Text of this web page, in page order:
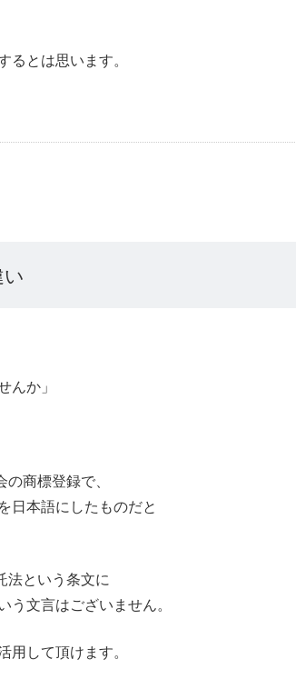
とは思います。
んか」
商標登録で、
日本語にしたものだと
法という条文に
う文言はございません。
して頂けます。